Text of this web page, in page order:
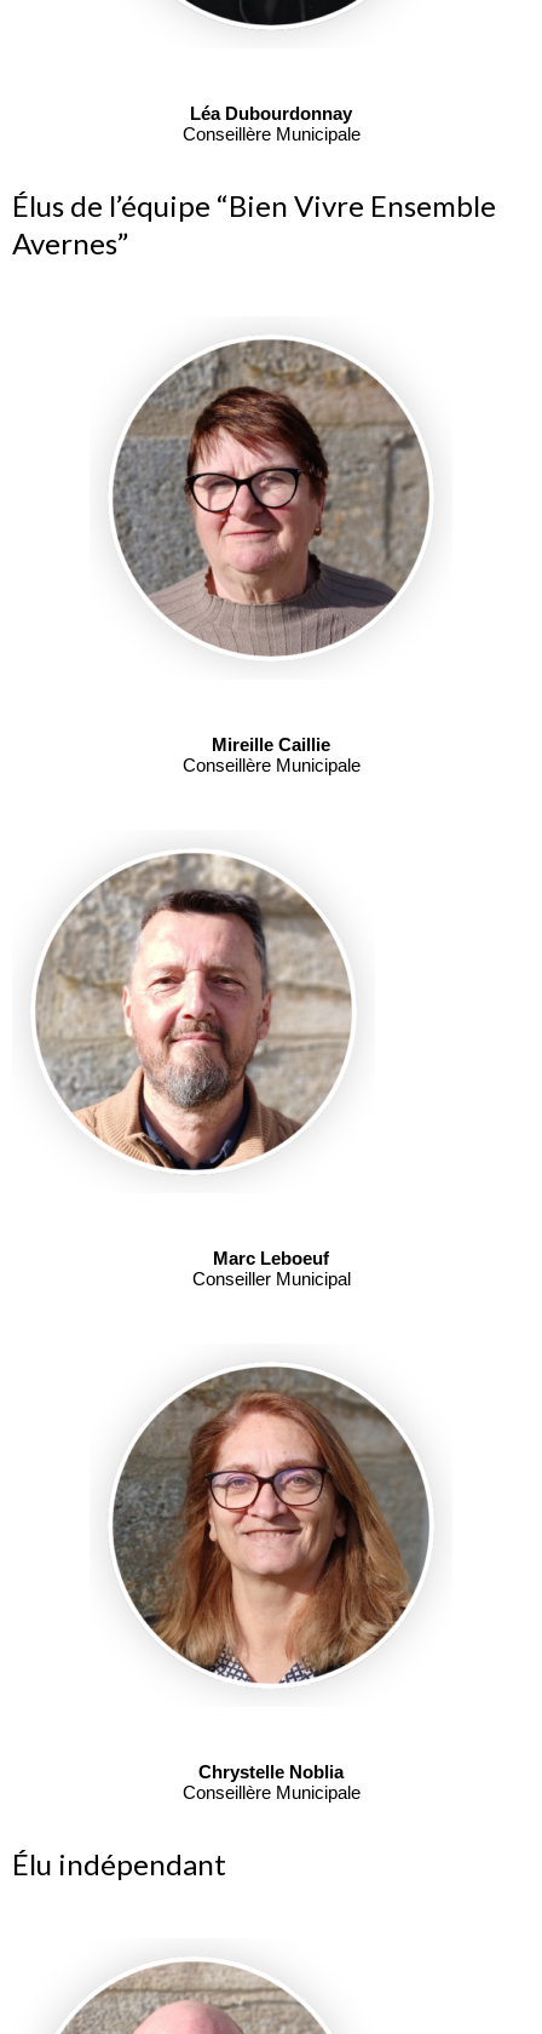
Léa Dubourdonnay
Conseillère Municipale
Élus de l’équipe “Bien Vivre Ensemble
Avernes”
Mireille Caillie
Conseillère Municipale
Marc Leboeuf
Conseiller Municipal
Chrystelle Noblia
Conseillère Municipale
Élu indépendant